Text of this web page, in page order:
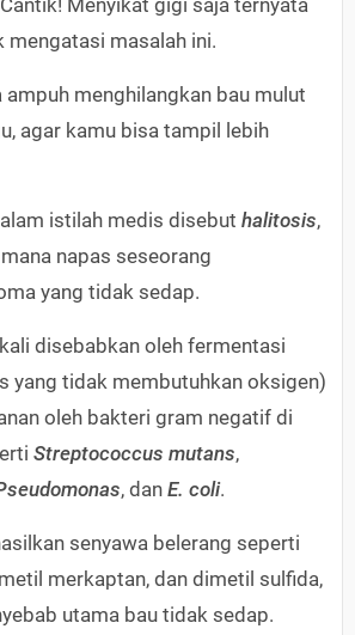
Menyikat gigi saja ternyata
mengatasi masalah ini.
ampuh menghilangkan bau mulut
agar kamu bisa tampil lebih
istilah medis disebut halitosis,
napas seseorang
yang tidak sedap.
disebabkan oleh fermentasi
yang tidak membutuhkan oksigen)
oleh bakteri gram negatif di
Streptococcus mutans,
, dan E. coli.
senyawa belerang seperti
merkaptan, dan dimetil sulfida,
utama bau tidak sedap.